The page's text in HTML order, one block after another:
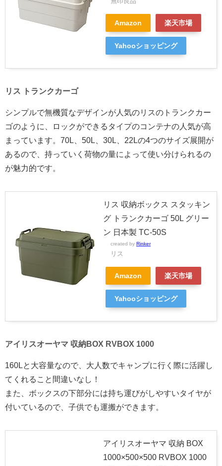
Amazon 楽天市場
Yahooショッピング
リス トランクカーゴ
シンプルで無機質なデザインが人気のリスのトランクカー
ゴのように、ロックができるタイプのコンテナの人気が高
まっています。70L、50L、30L、22Lの4つのサイズ展開が
あるので、持っていく荷物の量によって使い分けられるの
が魅力的です。
リス 収納ボックス スタッキン
グ トランクカーゴ 50L グリー
ン 日本製 TC-50S
created by Rinker
リス
Amazon 楽天市場
Yahooショッピング
アイリスオーヤマ 収納BOX RVBOX 1000
160Lと大容量なので、大人数でキャンプに行く際に活躍し
てくれること間違いなし！
また、ボックスの下部分には持ち運びがしやすいタイヤが
付いているので、子供でも運搬ができます。
アイリスオーヤマ 収納 BOX
1000×500×500 RVBOX 1000